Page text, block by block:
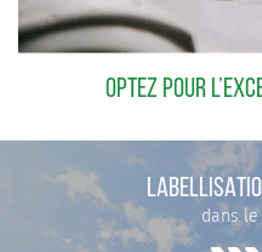
OPTEZ POUR
dans